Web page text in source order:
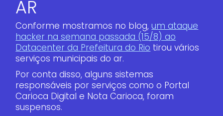
AR
Conforme mostramos no blog,um ataque
hacker na semana passada (15/8) ao
Datacenter da Prefeitura do Rio tirou vários
serviços municipais do ar.
Por conta disso, alguns sistemas
responsáveis por serviços como o Portal
Carioca Digital e Nota Carioca, foram
suspensos.